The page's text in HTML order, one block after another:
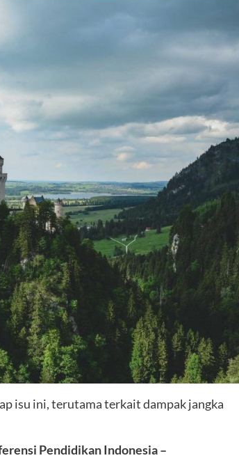
isu ini, terutama terkait dampak jangka
Pendidikan Indonesia –